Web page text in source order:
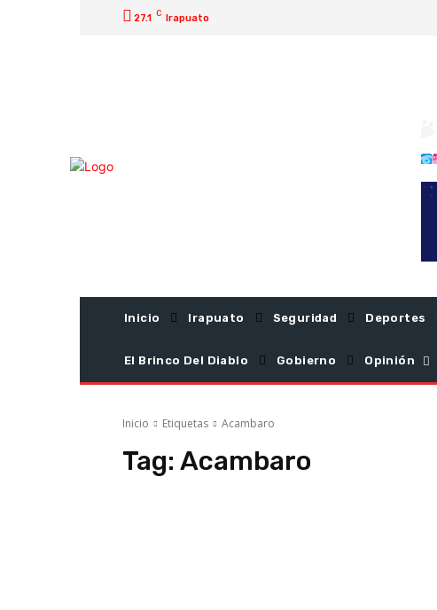
27.1 C Irapuato
Inicio Irapuato Seguridad Deportes
El Brinco Del Diablo Gobierno Opinión
Inicio Etiquetas Acambaro
Tag: Acambaro